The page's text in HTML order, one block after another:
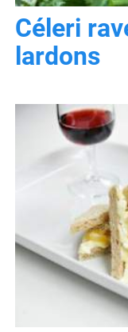
Céleri
lardons